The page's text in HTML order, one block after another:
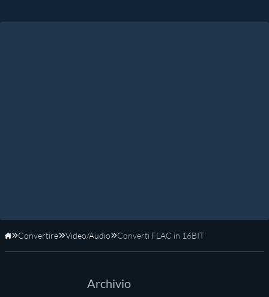
Home
Convertire Video/Audio Converti FLAC in 16BIT
Archivio